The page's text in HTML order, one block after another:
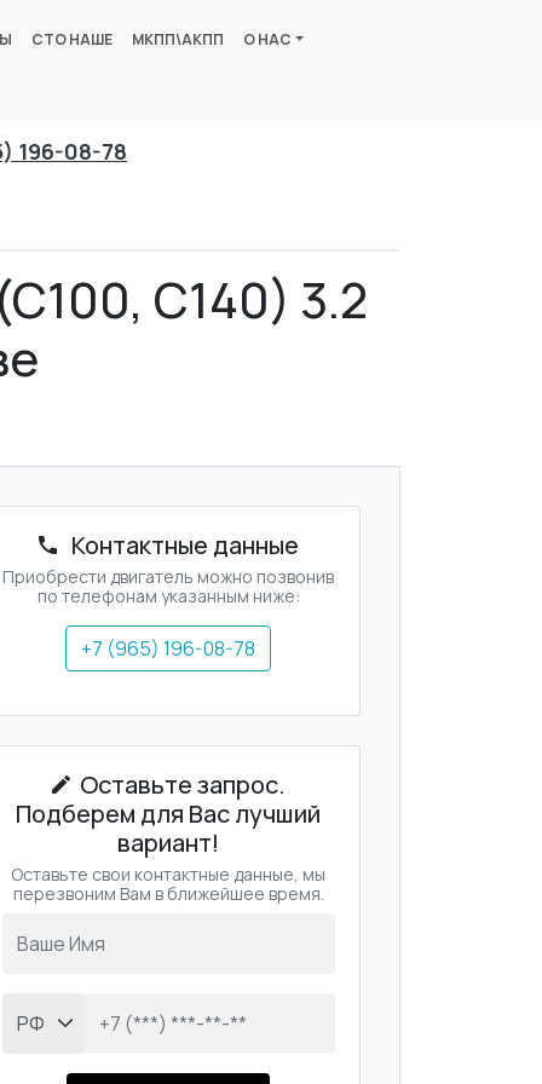
СТО НАШЕ МКПП\АКПП
О НАС
196-08-78
C140) 3.2
Контактные данные
Приобрести двигатель можно позвонив
по телефонам указанным ниже:
+7 (965) 196-08-78
Оставьте запрос.
Подберем для Вас лучший
вариант!
Оставьте свои контактные данные, мы
перезвоним Вам в ближейшее время.